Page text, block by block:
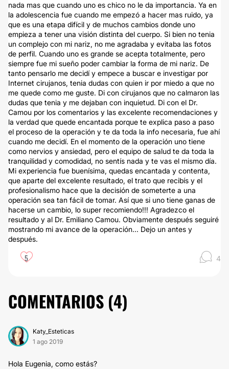
nada mas que cuando uno es chico no le da importancia. Ya en
la adolescencia fue cuando me empezó a hacer mas ruido, ya
que es una etapa difícil y de muchos cambios donde uno
empieza a tener una visión distinta del cuerpo. Si bien no tenia
un complejo con mi nariz, no me agradaba y evitaba las fotos
de perfil. Cuando uno es grande se acepta totalmente, pero
siempre fue mi sueño poder cambiar la forma de mi nariz. De
tanto pensarlo me decidí y empece a buscar e investigar por
Internet cirujanos, tenia dudas con quien ir por miedo a que no
me quede como me guste. Di con cirujanos que no calmaron las
dudas que tenia y me dejaban con inquietud. Di con el Dr.
Camou por los comentarios y las excelente recomendaciones y
la verdad que quede encantada porque te explica paso a paso
el proceso de la operación y te da toda la info necesaria, fue ahí
cuando me decidí. En el momento de la operación uno tiene
como nervios y ansiedad, pero el equipo de salud te da toda la
tranquilidad y comodidad, no sentís nada y te vas el mismo día.
Mi experiencia fue buenísima, quedas encantada y contenta,
que aparte del excelente resultado, el trato que recibís y el
profesionalismo hace que la decisión de someterte a una
operación sea tan fácil de tomar. Así que si uno tiene ganas de
hacerse un cambio, lo super recomiendo!!! Agradezco el
resultado y al Dr. Emiliano Camou. Obviamente después seguiré
mostrando mi avance de la operación... Dejo un antes y
después.
5 4
COMENTARIOS (4)
Katy_Esteticas
1 ago 2019
Hola Eugenia, como estás?